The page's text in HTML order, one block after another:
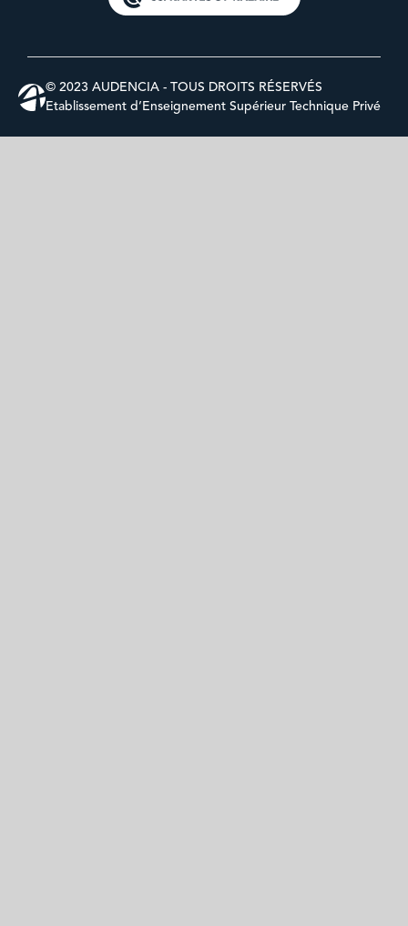
© 2023 AUDENCIA - TOUS DROITS RÉSERVÉS
Etablissement d’Enseignement Supérieur Technique Privé